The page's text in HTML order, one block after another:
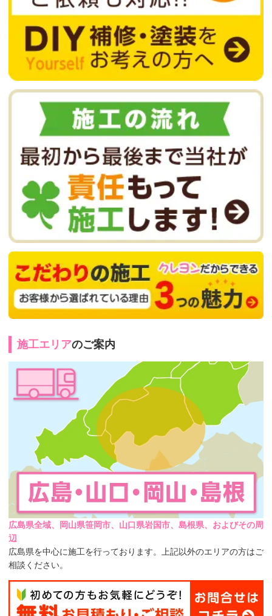
施工エリアのご案内
広島県全域、岡山県笹岡市、山口県岩国市、島根県、およびその周
辺
広島県を中心に施工を行っております。上記以外のエリアの方はご
相談ください。